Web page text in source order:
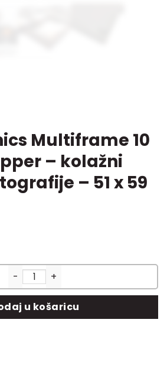
Multiframe 10
– kolažni
– 51 x 59
Eurographics Multiframe 10
u košaricu